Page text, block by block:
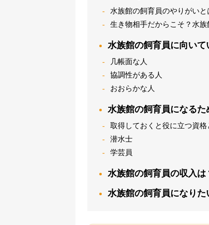
水族館の飼育員のやりがい
生き物相手だからこそ？水
水族館の飼育員に向いて
几帳面な人
協調性がある人
おおらかな人
水族館の飼育員になる
取得しておくと役に立つ資格
潜水士
学芸員
水族館の飼育員の収入
水族館の飼育員になりた